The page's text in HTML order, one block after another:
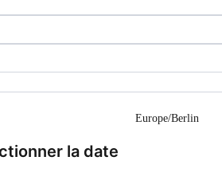
la date
Europe/Berlin